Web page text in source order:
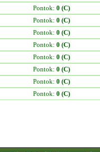
Pontok: 0 (C)
Pontok: 0 (C)
Pontok: 0 (C)
Pontok: 0 (C)
Pontok: 0 (C)
Pontok: 0 (C)
Pontok: 0 (C)
Pontok: 0 (C)